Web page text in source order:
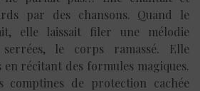
par des chansons. Quand le
elle laissait filer une mélodie
le corps ramassé. Elle
récitant des formules magiques.
comptines de protection cachée